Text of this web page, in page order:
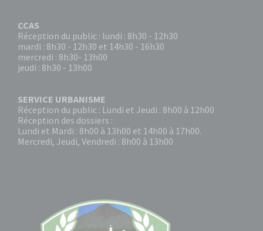
CCAS
Réception du public : lundi : 8h30 - 12h30
mardi : 8h30 - 12h30 et 14h30 - 16h30
mercredi : 8h30- 13h00
jeudi : 8h30 - 13h00
SERVICE URBANISME
Réception du public : Lundi et Jeudi : 8h00 à 12h00
Réception des dossiers :
Lundi et Mardi : 8h00 à 13h00 et 14h00 à 17h00.
Mercredi, Jeudi, Vendredi : 8h00 à 13h00